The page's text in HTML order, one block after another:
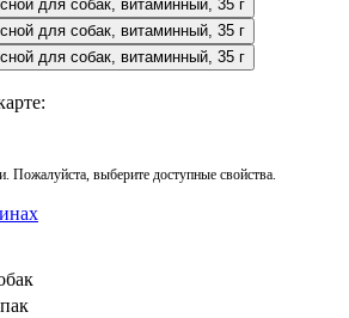
Пожалуйста, выберите доступные свойства.